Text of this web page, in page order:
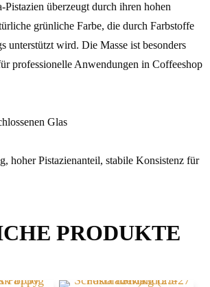
Pistazien überzeugt durch ihren hohen
grünliche Farbe, die durch Farbstoffe
unterstützt wird. Die Masse ist besonders
professionelle Anwendungen in Coffeeshop
Glas
hoher Pistazienanteil, stabile Konsistenz für
PRODUKTE